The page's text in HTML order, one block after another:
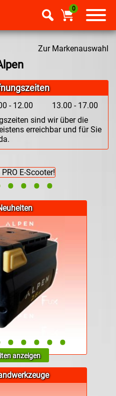
0
Zur Markenauswahl
- 12.00
13.00 - 17.00
sind wir über die
erreichbar und für Sie
••••
anzeigen
•••• •